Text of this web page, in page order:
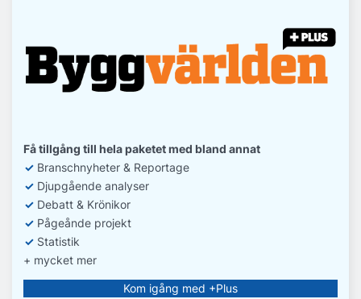
Få tillgång till hela paketet med bland annat
✓ Branschnyheter & Reportage
✓ Djupgående analyser
✓ Debatt & Krönikor
✓ Pågeånde projekt
✓ Statistik
+ mycket mer
Kom igång med +Plus